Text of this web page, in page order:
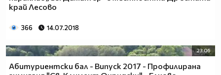
край Лесово
366 14.07.2018
23:06
Абитуриентски бал - Випуск 2017 - Профилирана